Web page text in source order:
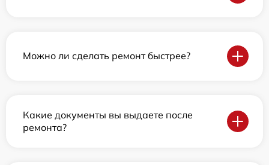
Можно ли сделать ремонт быстрее?
Какие документы вы выдаете после
ремонта?